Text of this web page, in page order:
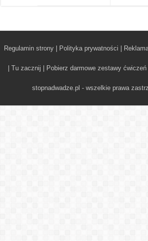
Regulamin strony| Polityka prywatności
Tu zacznij Pobierz darmowe zestawy ćwiczeń|
stopnadwadze.pl - wszelkie prawa